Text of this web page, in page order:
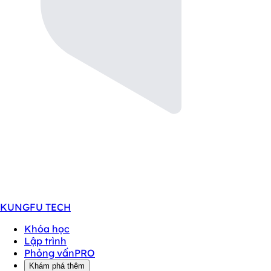
KUNGFU TECH
Khóa học
Lập trình
Phỏng vấnPRO
Khám phá thêm